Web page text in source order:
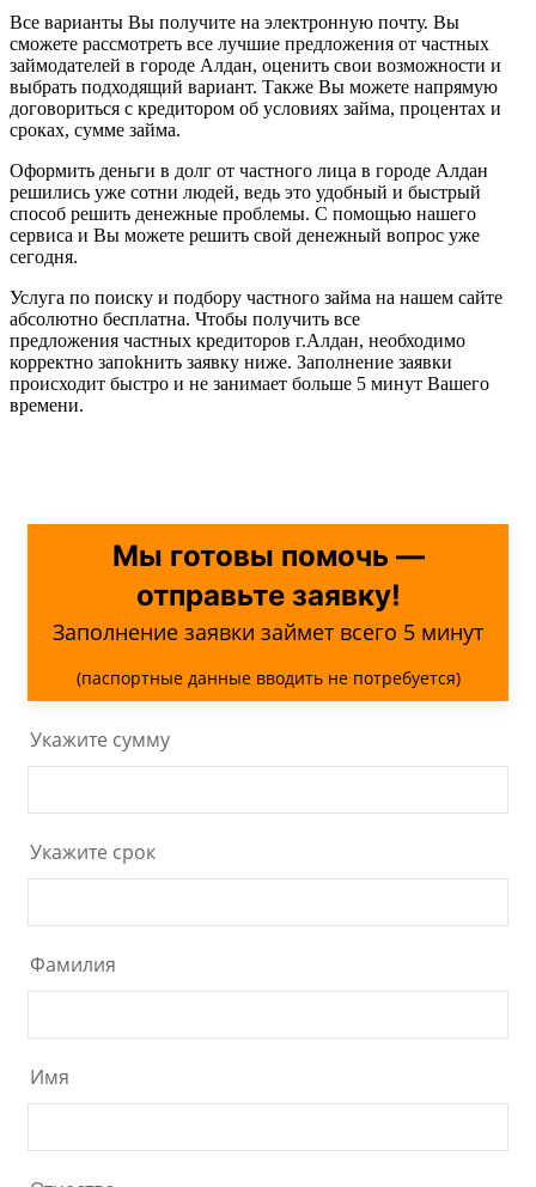
Все варианты Вы получите на электронную почту. Вы
сможете рассмотреть все лучшие предложения от частных
займодателей в городе Алдан, оценить свои возможности и
выбрать подходящий вариант. Также Вы можете напрямую
договориться с кредитором об условиях займа, процентах и
сроках, сумме займа.
Оформить деньги в долг от частного лица в городе Алдан
решились уже сотни людей, ведь это удобный и быстрый
способ решить денежные проблемы. С помощью нашего
сервиса и Вы можете решить свой денежный вопрос уже
сегодня.
Услуга по поиску и подбору частного займа на нашем сайте
абсолютно бесплатна. Чтобы получить все
предложения частных кредиторов г.Алдан, необходимо
корректно запоkнить заявку ниже. Заполнение заявки
происходит быстро и не занимает больше 5 минут Вашего
времени.